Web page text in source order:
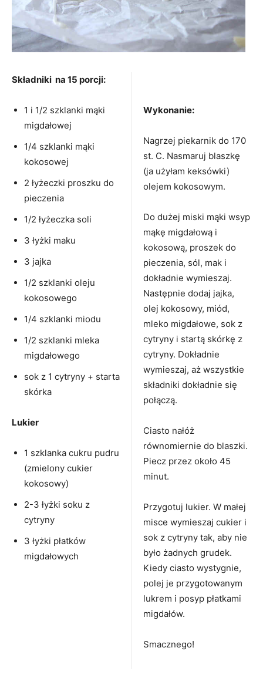
Składniki na 15 porcji:
1 i 1/2 szklanki mąki
migdałowej
1/4 szklanki mąki
kokosowej
2 łyżeczki proszku do
pieczenia
1/2 łyżeczka soli
3 łyżki maku
3 jajka
1/2 szklanki oleju
kokosowego
1/4 szklanki miodu
1/2 szklanki mleka
migdałowego
sok z 1 cytryny + starta
skórka
Lukier
1 szklanka cukru pudru
(zmielony cukier
kokosowy)
2-3 łyżki soku z
cytryny
3 łyżki płatków
migdałowych
Wykonanie:
Nagrzej piekarnik do 170
st. C. Nasmaruj blaszkę
(ja użyłam keksówki)
olejem kokosowym.
Do dużej miski mąki wsyp
mąkę migdałową i
kokosową, proszek do
pieczenia, sól, mak i
dokładnie wymieszaj.
Następnie dodaj jajka,
olej kokosowy, miód,
mleko migdałowe, sok z
cytryny i startą skórkę z
cytryny. Dokładnie
wymieszaj, aż wszystkie
składniki dokładnie się
połączą.
Ciasto nałóż
równomiernie do blaszki.
Piecz przez około 45
minut.
Przygotuj lukier. W małej
misce wymieszaj cukier i
sok z cytryny tak, aby nie
było żadnych grudek.
Kiedy ciasto wystygnie,
polej je przygotowanym
lukrem i posyp płatkami
migdałów.
Smacznego!